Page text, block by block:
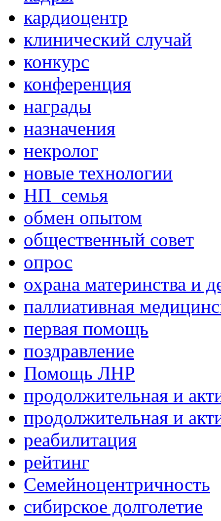
кардиоцентр
клинический случай
конкурс
конференция
награды
назначения
некролог
новые технологии
НП_семья
обмен опытом
общественный совет
опрос
охрана материнства и
паллиативная
первая помощь
поздравление
Помощь ЛНР
продолжительная и
продолжительная и
реабилитация
рейтинг
Семейноцентричность
сибирское долголетие